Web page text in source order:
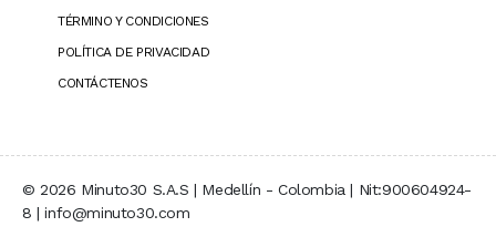
TÉRMINO Y CONDICIONES
POLÍTICA DE PRIVACIDAD
CONTÁCTENOS
© 2026 Minuto30 S.A.S | Medellín - Colombia | Nit:900604924-
8 | info@minuto30.com